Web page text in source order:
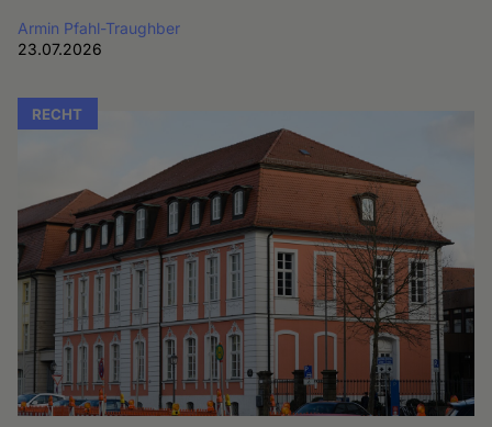
Armin Pfahl-Traughber
23.07.2026
RECHT